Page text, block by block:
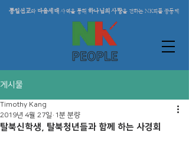
통일선교와 다음세대 사역을 통해 하나님의 사랑을 전하는 NK피플 공동체
게시물
탈북신학생, 탈북청년들과 함께 하는 사경회
Timothy Kang
2019년 4월 27일 1분 분량